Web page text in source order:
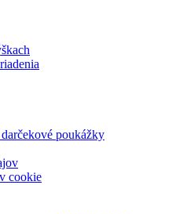
poukážky
cookie